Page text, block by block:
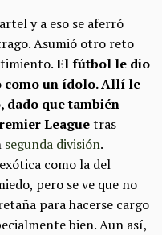
y a eso se aferró
Asumió otro reto
El fútbol le dio
como un ídolo. Allí le
dado que también
Leaguetras
segunda división.
como la del
pero se ve que no
para hacerse cargo
bien. Aun así,